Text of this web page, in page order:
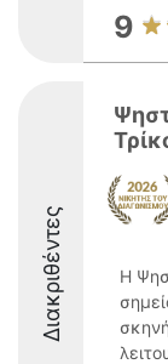
9
Διακριθέντες
Η